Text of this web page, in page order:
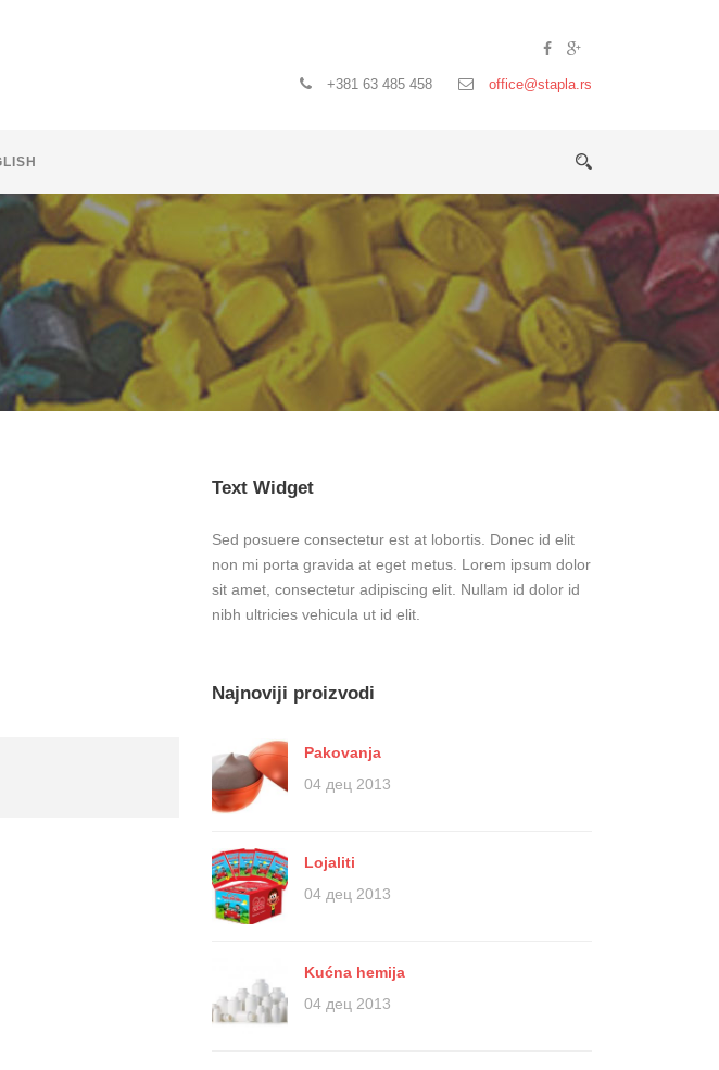
+381 63 485 458 office@stapla.rs
Text Widget
Sed posuere consectetur est at lobortis. Donec id elit
non mi porta gravida at eget metus. Lorem ipsum dolor
sit amet, consectetur adipiscing elit. Nullam id dolor id
nibh ultricies vehicula ut id elit.
Najnoviji proizvodi
Pakovanja
04 дец 2013
Lojaliti
04 дец 2013
Kućna hemija
04 дец 2013